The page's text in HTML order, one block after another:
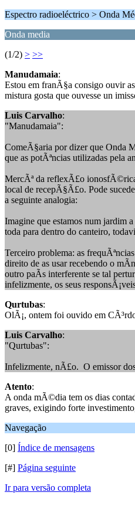
Espectro radioeléctrico > Onda
Onda media
(1/2) > >>
Manudamaia:
Estou em franÃ§a consigo ouvir
mistura gosta que ouvesse un
Luis Carvalho:
"Manudamaia":
ComeÃ§aria por dizer que Onda
que as potÃªncias utilizadas pela
MercÃª da reflexÃ£o
local de recepÃ§Ã£o. Pode
a seguinte analogia:
Imagine que estamos num jardim
toda para dentro do canteiro,
Terceiro problema: as
direito de as usar recebendo o
outro paÃ­s interferente se tal
infelizmente, os seus
Qurtubas:
OlÃ¡, ontem foi ouvido em
Luis Carvalho:
"Qurtubas":
Infelizmente, nÃ£o. O emissor
Atento:
A onda mÃ©dia tem os dias
graves, exigindo forte
Navegação
[0] Índice de mensagens
[#] Página seguinte
Ir para versão completa